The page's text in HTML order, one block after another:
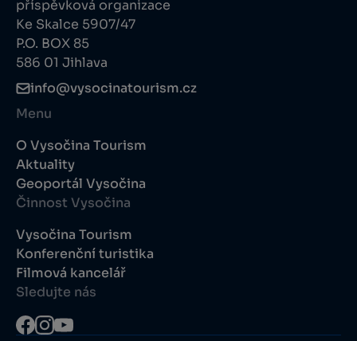
příspěvková organizace
Ke Skalce 5907/47
P.O. BOX 85
586 01 Jihlava
info@vysocinatourism.cz
Menu
O Vysočina Tourism
Aktuality
Geoportál Vysočina
Činnost Vysočina
Vysočina Tourism
Konferenční turistika
Filmová kancelář
Sledujte nás